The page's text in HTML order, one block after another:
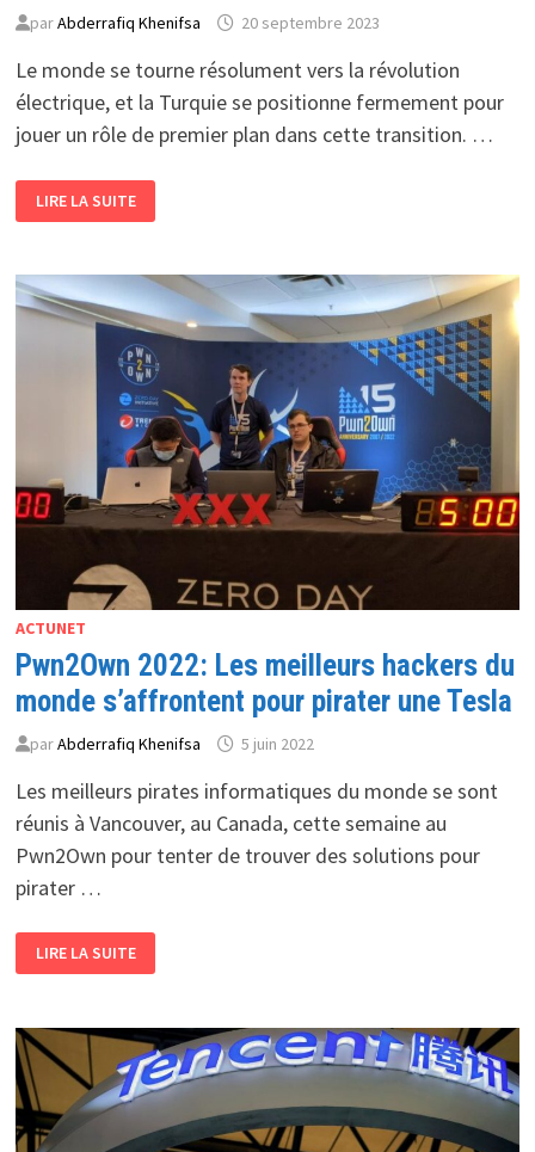
parAbderrafiq Khenifsa 20 septembre 2023
Le monde se tourne résolument vers la révolution
électrique, et la Turquie se positionne fermement pour
jouer un rôle de premier plan dans cette transition. …
TURQUIE
SE
INVITE
ELON
MUSK
À
GIGAFACTORY
LIRE LA SUITE
ACTUNET
Pwn2Own 2022: Les meilleurs hackers du
monde s’affrontent pour pirater une Tesla
parAbderrafiq Khenifsa 5 juin 2022
Les meilleurs pirates informatiques du monde se sont
réunis à Vancouver, au Canada, cette semaine au
Pwn2Own pour tenter de trouver des solutions pour
pirater …
PWN2OWN
2022:
LES
DU
MONDE
S’AFFRONTENT
POUR
PIRATER
UNE
TESLA
LIRE LA SUITE